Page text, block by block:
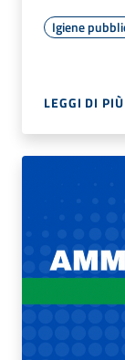
Igiene
LEGGI DI PIÙ